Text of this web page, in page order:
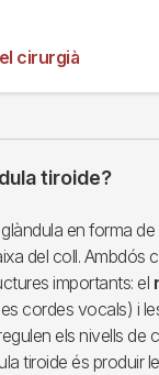
cirurgià
tiroide?
en forma
del coll. Ambdós
importants: el
cordes vocals) i
els nivells de
tiroide és produir